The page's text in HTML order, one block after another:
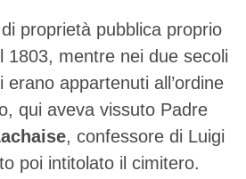
proprietà pubblica proprio
1803, mentre nei due secoli
appartenuti all’ordine
qui aveva vissuto Padre
, confessore di Luigi
poi intitolato il cimitero.